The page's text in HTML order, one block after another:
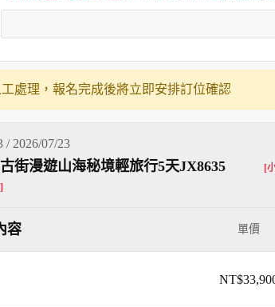
處理，報名完成後將立即安排訂位確認
/ 2026/07/23
街漫遊山海秘境輕旅行5天JX8635
[
容 單價